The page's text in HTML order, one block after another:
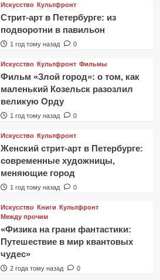
Искусство Культфронт
Стрит-арт в Петербурге: из
подворотни в павильон
1 год тому назад 0
Искусство Культфронт Фильмы
Фильм «Злой город»: о том, как
маленький Козельск разозлил
великую Орду
1 год тому назад 0
Искусство Культфронт
Женский стрит-арт в Петербурге:
современные художницы,
меняющие город
1 год тому назад 0
Искусство Книги Культфронт
Между прочим
«Физика на грани фантастики:
Путешествие в мир квантовых
чудес»
2 года тому назад 0